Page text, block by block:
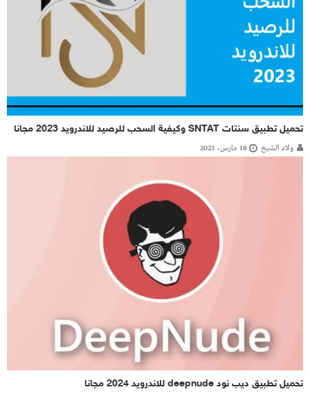
تحميل تطبيق سنتات SNTAT وكيفية السحب للرصيد للاندرويد 2023 مجانا
ولاء الشيخ 18 مارس، 2023
تحميل تطبيق ديب نود deepnude للاندرويد 2024 مجانا